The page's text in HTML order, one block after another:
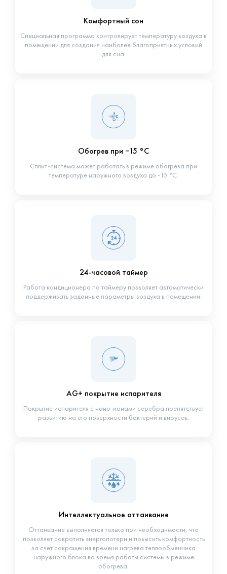
Комфортный сон
Специальная программа контролирует температуру воздуха в
помещении для создания наиболее благоприятных условий
для сна.
Обогрев при −15 °С
Сплит-система может работать в режиме обогрева при
температуре наружного воздуха до -15 °С.
24-часовой таймер
Работа кондиционера по таймеру позволяет автоматически
поддерживать заданные параметры воздуха в помещении.
AG+ покрытие испарителя
Покрытие испарителя с нано-ионами серебра препятствует
развитию на его поверхности бактерий и вирусов.
Интеллектуальное оттаивание
Оттаивание выполняется только при необходимости, что
позволяет сократить энергопотери и повысить комфортность
за счет сокращения времени нагрева теплообменника
наружного блока во время работы системы в режиме
обогрева.